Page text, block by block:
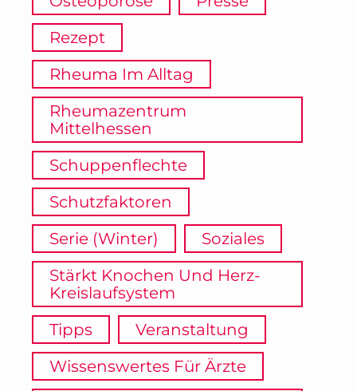
Rezept
Rheuma Im Alltag
Rheumazentrum
Mittelhessen
Schuppenflechte
Schutzfaktoren
Serie (Winter)
Soziales
Stärkt Knochen Und Herz-
Kreislaufsystem
Tipps
Veranstaltung
Wissenswertes Für Ärzte